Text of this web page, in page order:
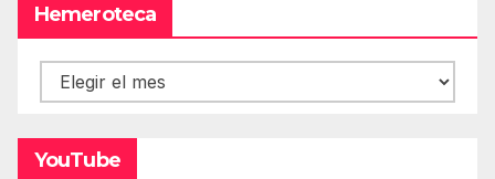
Hemeroteca
Hemeroteca
YouTube